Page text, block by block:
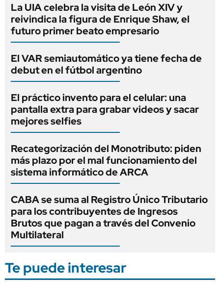
La UIA celebra la visita de León XIV y
reivindica la figura de Enrique Shaw, el
futuro primer beato empresario
El VAR semiautomático ya tiene fecha de
debut en el fútbol argentino
El práctico invento para el celular: una
pantalla extra para grabar videos y sacar
mejores selfies
Recategorización del Monotributo: piden
más plazo por el mal funcionamiento del
sistema informático de ARCA
CABA se suma al Registro Único Tributario
para los contribuyentes de Ingresos
Brutos que pagan a través del Convenio
Multilateral
Te puede interesar